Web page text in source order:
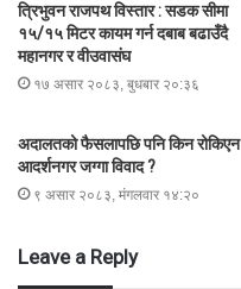
त्रिभुवन राजपथ विस्तार : सडक सीमा
१५/१५ मिटर कायम गर्न दबाब बढाउँदै
महानगर र वीउवासंघ
१७ असार २०८३, बुधबार २०:३६
अदालतको फैसलापछि पनि किन रोकिएन
आदर्शनगर जग्गा विवाद ?
९ असार २०८३, मंगलवार १४:२०
Leave a Reply